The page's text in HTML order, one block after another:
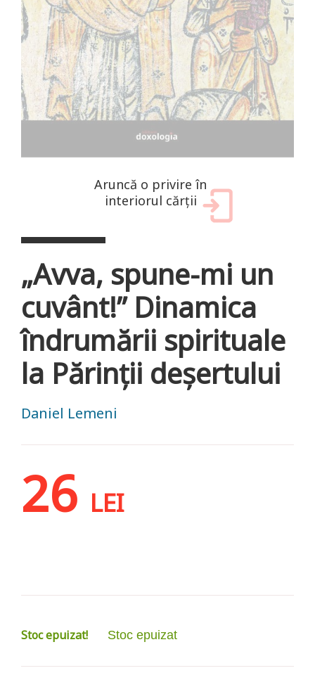
Aruncă o privire în
interiorul cărții
„Avva, spune-mi un
cuvânt!” Dinamica
îndrumării spirituale
la Părinții deșertului
Daniel Lemeni
26 LEI
Stoc epuizat! Stoc epuizat